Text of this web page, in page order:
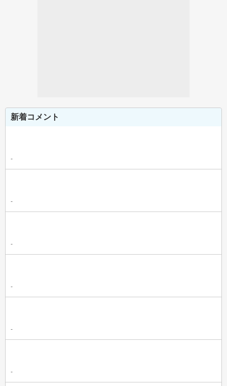
新着コメント
-
-
-
-
-
-